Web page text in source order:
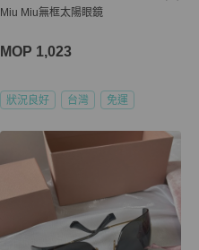
Miu Miu無框太陽眼鏡
MOP 1,023
狀況良好 台灣 免運